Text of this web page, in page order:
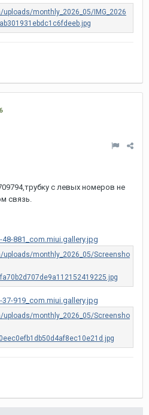
с левых номеров не
связь.